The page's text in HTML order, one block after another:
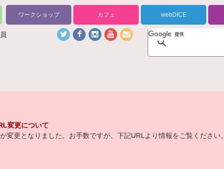
ワークショップ カフェ webDICE
変更について
変更となりました。お手数ですが、下記URLより情報をご覧ください。